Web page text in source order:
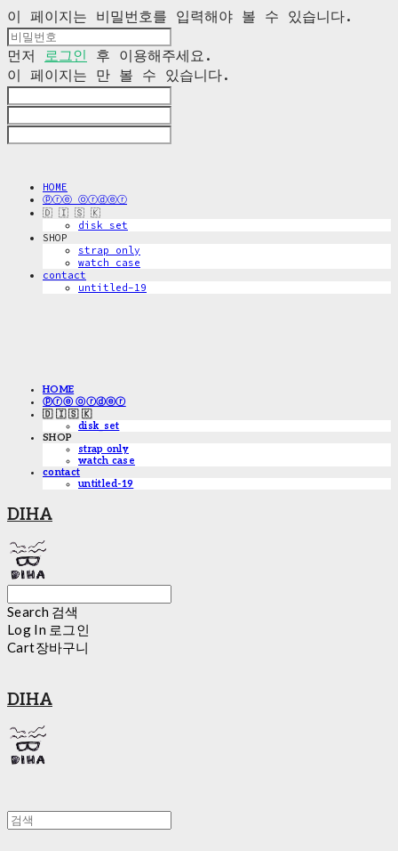
이 페이지는 비밀번호를 입력해야 볼 수 있습니다.
먼저 로그인 후 이용해주세요.
이 페이지는 만 볼 수 있습니다.
HOME
ⓟⓡⓔ ⓞⓡⓓⓔⓡ
🇩 🇮 🇸 🇰
disk_set
SHOP
strap only
watch case
contact
untitled-19
HOME
ⓟⓡⓔ ⓞⓡⓓⓔⓡ
🇩 🇮 🇸 🇰
disk_set
SHOP
strap only
watch case
contact
untitled-19
DIHA
Search 검색
Log In 로그인
Cart장바구니
DIHA